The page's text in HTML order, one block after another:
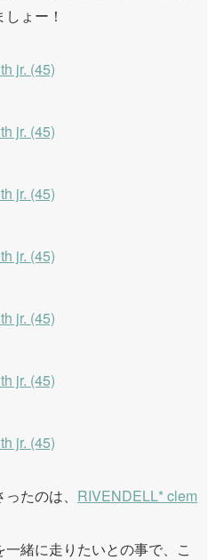
ょー！
たのは、 RIVENDELL* clem
緒に走りたいとの事で、こ